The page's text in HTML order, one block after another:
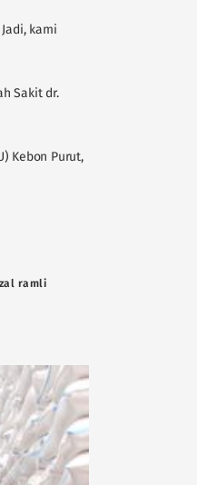
kami
Sakit dr.
Kebon Purut,
ramli